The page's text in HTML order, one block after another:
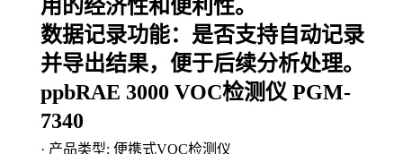
用的经济性和便利性。
数据记录功能：是否支持自动记录
并导出结果，便于后续分析处理。
ppbRAE 3000 VOC检测仪 PGM-
7340
· 产品类型: 便携式VOC检测仪